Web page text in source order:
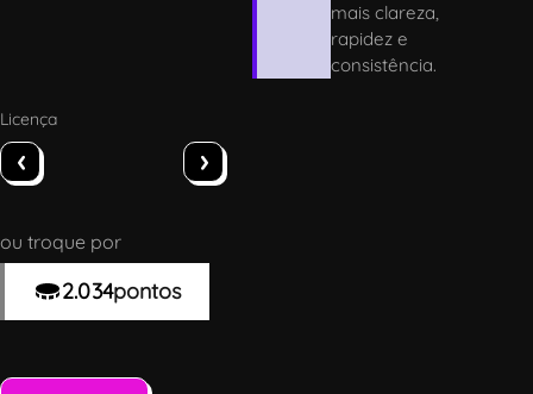
mais clareza,
rapidez e
consistência.
Licença
‹ ›
ou troque por
2.034pontos